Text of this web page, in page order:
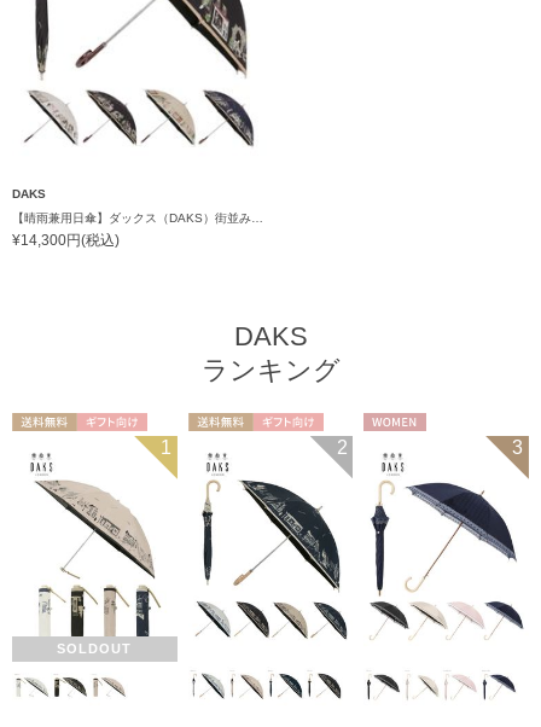
DAKS
¥14,300円(税込)
DAKS
ランキング
ギフト向け
WOMEN
1
SOLDOUT
ギフト向け
WOMEN
2 3